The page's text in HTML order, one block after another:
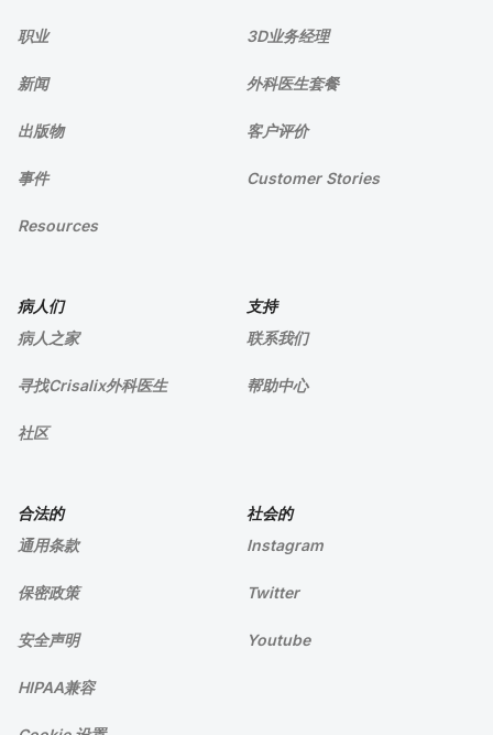
职业
新闻
出版物
事件
Resources
3D业务经理
外科医生套餐
客户评价
Customer Stories
病人们
病人之家
寻找Crisalix外科医生
社区
支持
联系我们
帮助中心
合法的
通用条款
保密政策
安全声明
HIPAA兼容
社会的
Instagram
Twitter
Youtube